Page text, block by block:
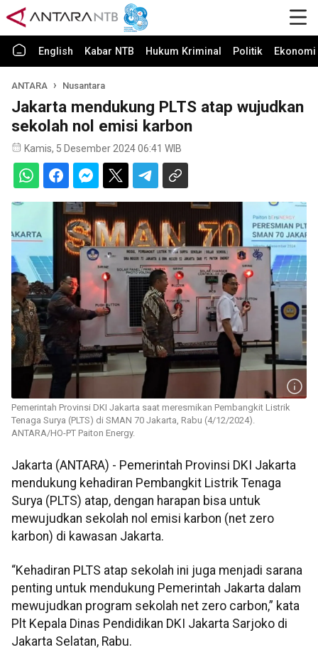
English Kabar NTB Hukum Kriminal Politik
ANTARA Nusantara
Jakarta mendukung PLTS atap wujudkan
sekolah nol emisi karbon
Kamis, 5 Desember 2024 06:41 WIB
Pemerintah Provinsi DKI Jakarta saat meresmikan Pembangkit Listrik
Tenaga Surya (PLTS) di SMAN 70 Jakarta, Rabu (4/12/2024).
ANTARA/HO-PT Paiton Energy.
Jakarta (ANTARA) - Pemerintah Provinsi DKI Jakarta
mendukung kehadiran Pembangkit Listrik Tenaga
Surya (PLTS) atap, dengan harapan bisa untuk
mewujudkan sekolah nol emisi karbon (net zero
karbon) di kawasan Jakarta.
“Kehadiran PLTS atap sekolah ini juga menjadi sarana
penting untuk mendukung Pemerintah Jakarta dalam
mewujudkan program sekolah net zero carbon,” kata
Plt Kepala Dinas Pendidikan DKI Jakarta Sarjoko di
Jakarta Selatan, Rabu.